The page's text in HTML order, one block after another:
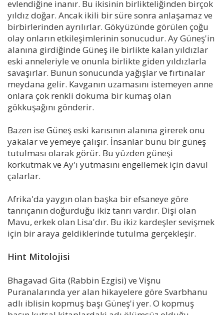
evlendiğine inanır. Bu ikisinin birlikteliğinden birçok
yıldız doğar. Ancak ikili bir süre sonra anlaşamaz ve
birbirlerinden ayrılırlar. Gökyüzünde görülen çoğu
olay onların etkileşimlerinin sonucudur. Ay Güneş'in
alanına girdiğinde Güneş ile birlikte kalan yıldızlar
eski anneleriyle ve onunla birlikte giden yıldızlarla
savaşırlar. Bunun sonucunda yağışlar ve fırtınalar
meydana gelir. Kavganın uzamasını istemeyen anne
onlara çok renkli dokuma bir kumaş olan
gökkuşağını gönderir.
Bazen ise Güneş eski karısının alanına girerek onu
yakalar ve yemeye çalışır. İnsanlar bunu bir güneş
tutulması olarak görür. Bu yüzden güneşi
korkutmak ve Ay'ı yutmasını engellemek için davul
çalarlar.
Afrika'da yaygın olan başka bir efsaneye göre
tanrıçanın doğurduğu ikiz tanrı vardır. Dişi olan
Mavu, erkek olan Lisa'dır. Bu ikiz kardeşler sevişmek
için bir araya geldiklerinde tutulma gerçekleşir.
Hint Mitolojisi
Bhagavad Gita (Rabbin Ezgisi) ve Vişnu
Puranalarında yer alan hikayelere göre Svarbhanu
adlı iblisin kopmuş başı Güneş'i yer. O kopmuş